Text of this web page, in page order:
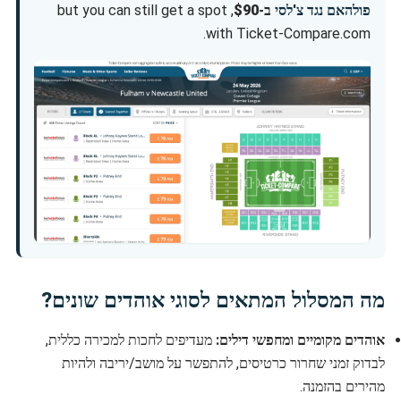
פולהאם נגד צ'לסי ב-$90
, but you can still get a spot
with Ticket-Compare.com.
מה המסלול המתאים לסוגי אוהדים שונים?
אוהדים מקומיים ומחפשי דילים: מעדיפים לחכות למכירה כללית,
לבדוק זמני שחרור כרטיסים, להתפשר על מושב/יריבה ולהיות
מהירים בהזמנה.